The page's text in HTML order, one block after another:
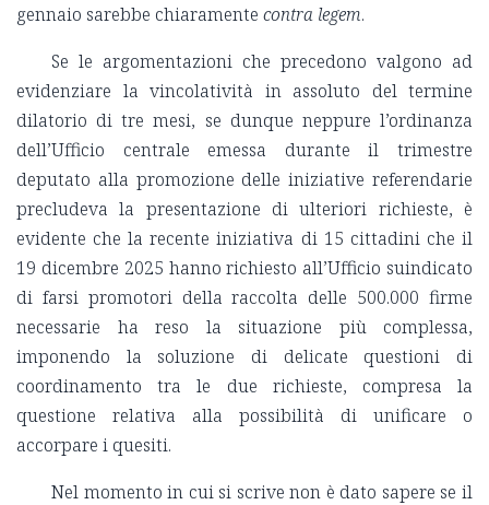
gennaio sarebbe chiaramente contra legem.
Se le argomentazioni che precedono valgono ad
evidenziare la vincolatività in assoluto del termine
dilatorio di tre mesi, se dunque neppure l’ordinanza
dell’Ufficio centrale emessa durante il trimestre
deputato alla promozione delle iniziative referendarie
precludeva la presentazione di ulteriori richieste, è
evidente che la recente iniziativa di 15 cittadini che il
19 dicembre 2025 hanno richiesto all’Ufficio suindicato
di farsi promotori della raccolta delle 500.000 firme
necessarie ha reso la situazione più complessa,
imponendo la soluzione di delicate questioni di
coordinamento tra le due richieste, compresa la
questione relativa alla possibilità di unificare o
accorpare i quesiti.
Nel momento in cui si scrive non è dato sapere se il